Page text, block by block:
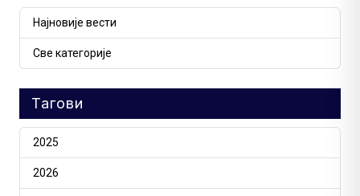
Најновије вести
Све категорије
Тагови
2025
2026